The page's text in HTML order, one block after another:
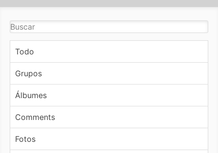
Todo
Grupos
Álbumes
Comments
Fotos